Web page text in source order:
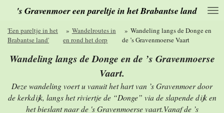
naar
de
's Gravenmoer een pareltje in het Brabantse land
'Een pareltje in het
Brabantse land'
» Wandelroutes in
en rond het dorp
» Wandeling langs de Donge en
de ’s Gravenmoerse Vaart
Wandeling langs de Donge en de ’s Gravenmoerse
Vaart.
Deze wandeling voert u vanuit het hart van ’s Gravenmoer door
de kerkdijk, langs het riviertje de “Donge” via de slapende dijk en
het bieslant naar de 's Gravenmoerse vaart.Vanaf de ’s